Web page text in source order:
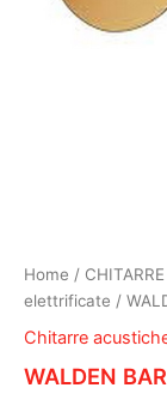
Home / CHITARRE
elettrificate /
Chitarre
WALDEN